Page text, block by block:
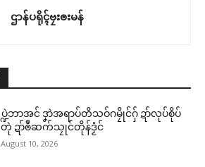
ဌာန်ပရိုၚ်ဗၠးၜးမန်
ပ္ဍဲဘာအင် ဒၞာဲအရာပ်တိသဝ်ဂမၠိုင်ဂှ် ဍာ်လုပ်စိုပ်
တုဲ ဍာ်ၜဳဆက်သၠုင်တိုန်ဒၟံင်
August 10, 2026